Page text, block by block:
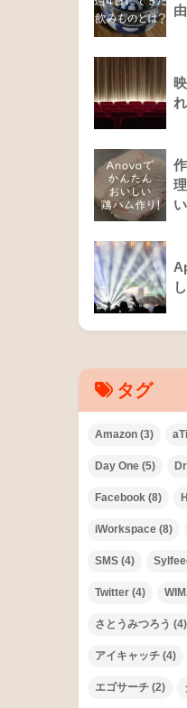
タグ
Amazon (3)
Day One (5)
Facebook (8)
iWorkspace (8)
SMS (4)
Twitter (4)
さとうみつろう (4)
アイキャッチ (4)
エゴサーチ (2)